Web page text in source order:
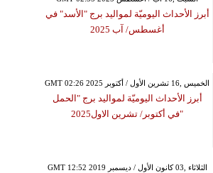
أبرز الأحداث اليوميّة لمواليد برج "الأسد" في
أغسطس/ آب 2025
GMT 02:26 2025 الخميس ,16 تشرين الأول / أكتوبر
أبرز الأحداث اليوميّة لمواليد برج "الحمل
"في أكتوبر/ تشرين الاول2025
GMT 12:52 2019 الثلاثاء ,03 كانون الأول / ديسمبر